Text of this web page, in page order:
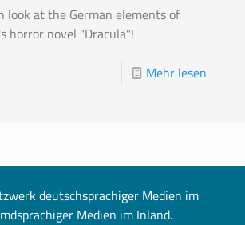
look at the German elements of
horror novel "Dracula"!
Mehr lesen
deutschsprachiger Medien im
Medien im Inland.